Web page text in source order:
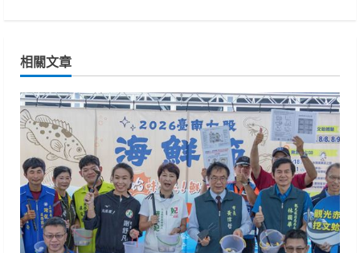
i
n
u
e
R
e
相關文章